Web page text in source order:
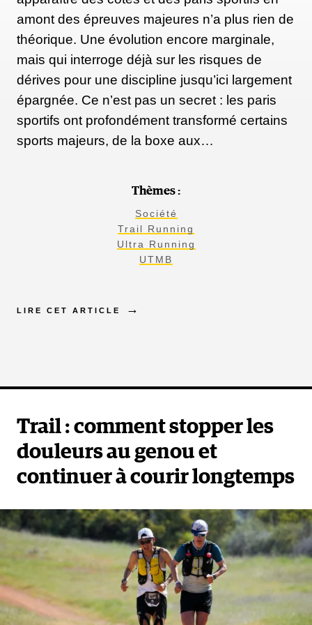
s’est concentré sur le 100k du Nice Côte d'Azur by
UTMB. De quoi décrocher un Golden Ticket pour
la Western 100 en 2024. Dommage, on aurait bien
aimé le voir sur les sentiers de La Réunion... face à
François D'Haene
Courtney Dauwalter: en 2022, c’était elle la reine
bouclé sa trilogie. Objectif rempli donc, et on ne la
: gagnante de la Diagonale en
Anne-Lise Rousset
Courtney Dauwalter l’année dernière, elle se réserve
pour d’autres courses cette saison... dommage !
: double vainqueur de la Diagonale,
le Savoyard a également abandonné deux fois à La
Réunion. En 2022, son objectif était de « mettre un
point final à cette belle histoire avec le Grand Raid
», mais cette année on l'y verra pas.
amont des épreuves majeures n’a plus rien de
théorique. Une évolution encore marginale,
mais qui interroge déjà sur les risques de
dérives pour une discipline jusqu’ici largement
épargnée. Ce n’est pas un secret : les paris
sportifs ont profondément transformé certains
sports majeurs, de la boxe aux…
Thèmes :
Société
Trail Running
Ultra Running
UTMB
LIRE CET ARTICLE
Trail : comment stopper les
douleurs au genou et
continuer à courir longtemps